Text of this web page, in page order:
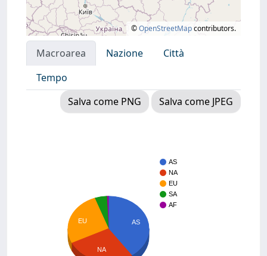
©OpenStreetMapcontributors.
Macroarea Nazione
Città
Tempo
Salva come PNG
Salva come JPEG
AS
NA
EU
SA
AF
AS
EU
NA